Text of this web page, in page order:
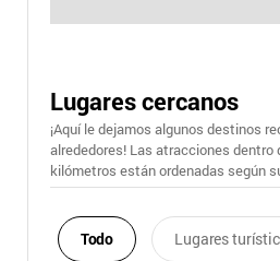
Lugares cercanos
¡Aquí le dejamos algunos destinos
alrededores! Las atracciones dentro
kilómetros están ordenadas según
Todo Lugares